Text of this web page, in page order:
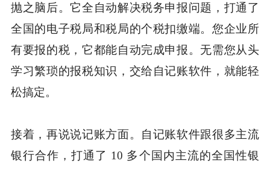
抛之脑后。它全自动解决税务申报问题，打通了
全国的电子税局和税局的个税扣缴端。您企业所
有要报的税，它都能自动完成申报。无需您从头
学习繁琐的报税知识，交给自记账软件，就能轻
松搞定。
接着，再说说记账方面。自记账软件跟很多主流
银行合作，打通了 10 多个国内主流的全国性银